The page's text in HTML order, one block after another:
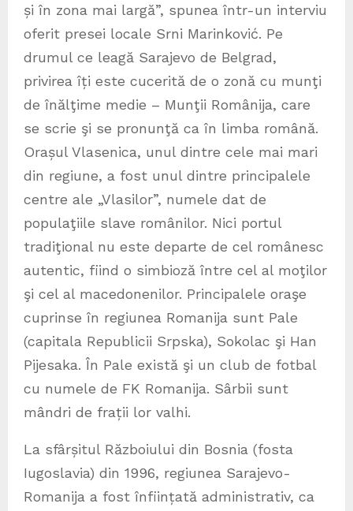
și în zona mai largă”, spunea într-un interviu
oferit presei locale Srni Marinković. Pe
drumul ce leagă Sarajevo de Belgrad,
privirea îți este cucerită de o zonă cu munţi
de înălţime medie – Munţii Românija, care
se scrie şi se pronunţă ca în limba română.
Orașul Vlasenica, unul dintre cele mai mari
din regiune, a fost unul dintre principalele
centre ale „Vlasilor”, numele dat de
populaţiile slave românilor. Nici portul
tradiţional nu este departe de cel românesc
autentic, fiind o simbioză între cel al moţilor
şi cel al macedonenilor. Principalele oraşe
cuprinse în regiunea Romanija sunt Pale
(capitala Republicii Srpska), Sokolac şi Han
Pijesaka. În Pale există şi un club de fotbal
cu numele de FK Romanija. Sârbii sunt
mândri de frații lor valhi.
La sfârșitul Războiului din Bosnia (fosta
Iugoslavia) din 1996, regiunea Sarajevo-
Romanija a fost înființată administrativ, ca